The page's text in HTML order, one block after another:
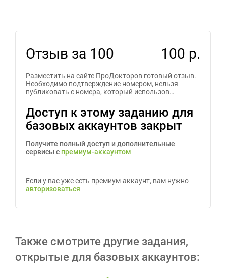
Отзыв за 100 100 р.
Разместить на сайте ПроДокторов готовый отзыв.
Необходимо подтверждение номером, нельзя
публиковать с номера, который использов…
Доступ к этому заданию для
базовых аккаунтов закрыт
Получите полный доступ и дополнительные
сервисы с премиум-аккаунтом
Если у вас уже есть премиум-аккаунт, вам нужно
авторизоваться
Также смотрите другие задания,
открытые для базовых аккаунтов: